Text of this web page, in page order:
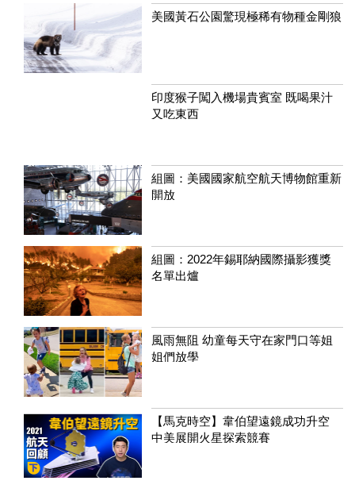
美國黃石公園驚現極稀有物種金剛狼
印度猴子闖入機場貴賓室 既喝果汁
又吃東西
組圖：美國國家航空航天博物館重新
開放
組圖：2022年錫耶納國際攝影獲獎
名單出爐
風雨無阻 幼童每天守在家門口等姐
姐們放學
【馬克時空】韋伯望遠鏡成功升空
中美展開火星探索競賽